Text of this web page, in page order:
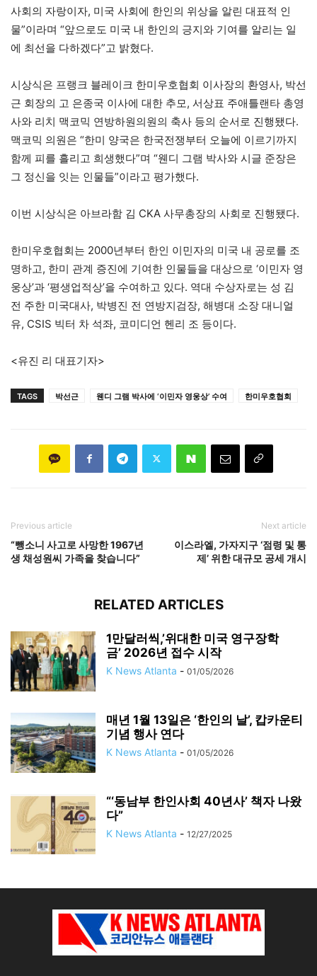
사회의 자랑이자, 미국 사회에 한인의 위상을 알린 대표적 인
물”이라며 “앞으로도 미국 내 한인의 긍지와 기여를 알리는 일
에 최선을 다하겠다”고 밝혔다.
시상식은 프랭크 블레이크 한미우호협회 이사장의 환영사, 박선
근 회장의 고 은종국 이사에 대한 추모, 서상표 주애틀랜타 총영
사와 리치 맥코믹 연방하원의원의 축사 등의 순서로 진행됐다.
맥코믹 의원은 “한미 양국은 한국전쟁부터 오늘에 이르기까지
함께 피를 흘리고 희생했다”며 “웬디 그램 박사와 시글 준장은
그 정신을 잇는 인물들”이라고 평가했다.
이번 시상식은 아브라함 김 CKA 사무총장의 사회로 진행됐다.
한미우호협회는 2000년부터 한인 이민자의 미국 내 공로를 조
명하고, 한미 관계 증진에 기여한 인물들을 대상으로 ‘이민자 영
웅상’과 ‘평생업적상’을 수여하고 있다. 역대 수상자로는 성 김
전 주한 미국대사, 박병진 전 연방지검장, 해병대 소장 대니얼
유, CSIS 빅터 차 석좌, 코미디언 헨리 조 등이다.
<유진 리 대표기자>
TAGS 박선근 웬디 그램 박사에 ‘이민자 영웅상’ 수여 한미우호협회
Previous article
“뺑소니 사고로 사망한 1967년
생 채성원씨 가족을 찾습니다”
Next article
이스라엘, 가자지구 ‘점령 및 통
제’ 위한 대규모 공세 개시
RELATED ARTICLES
1만달러씩,’위대한 미국 영구장학
금’ 2026년 접수 시작
K News Atlanta - 01/05/2026
매년 1월 13일은 ‘한인의 날’, 캅카운티
기념 행사 연다
K News Atlanta - 01/05/2026
“‘동남부 한인사회 40년사’ 책자 나왔
다”
K News Atlanta - 12/27/2025